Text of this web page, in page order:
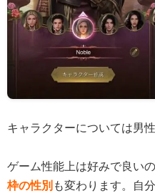
キャラクターについては男
ゲーム性能上は好みで良いの
枠の性別 も変わります。自